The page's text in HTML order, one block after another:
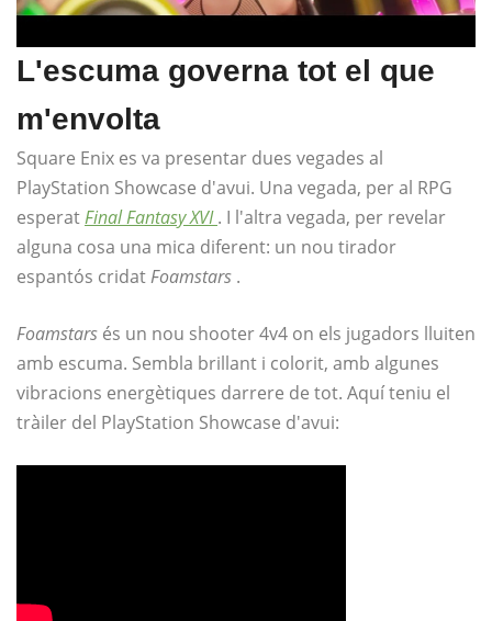
L'escuma governa tot el que
m'envolta
Square Enix es va presentar dues vegades al
PlayStation Showcase d'avui. Una vegada, per al RPG
esperatFinal Fantasy XVI . I l'altra vegada, per revelar
alguna cosa una mica diferent: un nou tirador
espantós cridatFoamstars .
Foamstars és un nou shooter 4v4 on els jugadors lluiten
amb escuma. Sembla brillant i colorit, amb algunes
vibracions energètiques darrere de tot. Aquí teniu el
tràiler del PlayStation Showcase d'avui: